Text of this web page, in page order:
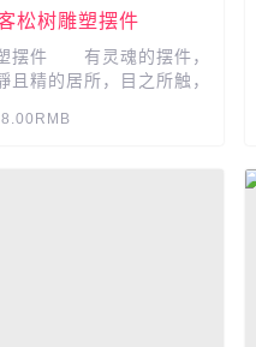
松树雕塑摆件
摆件 有灵魂的摆件，
且精的居所，目之所触，
的平和意境。...